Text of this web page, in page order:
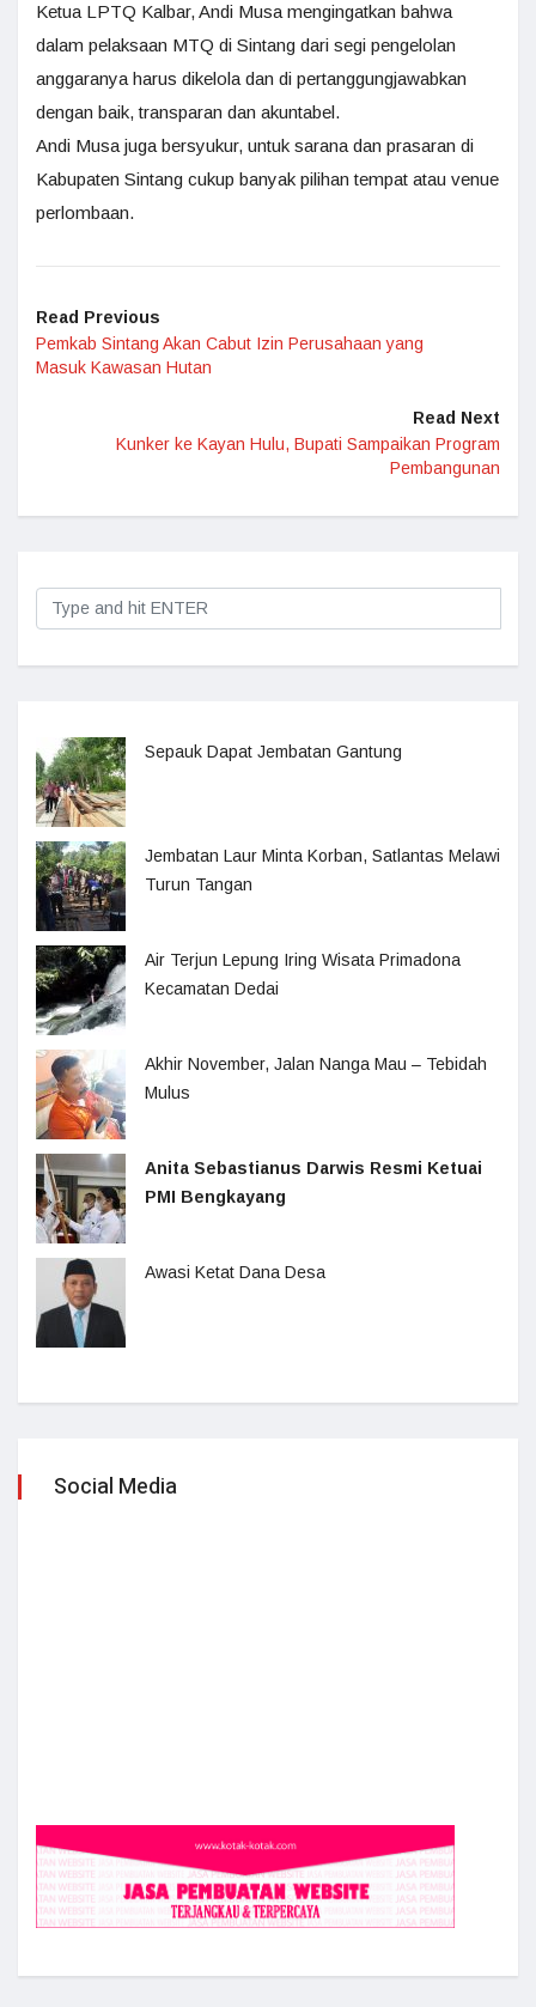
Ketua LPTQ Kalbar, Andi Musa mengingatkan bahwa
dalam pelaksaan MTQ di Sintang dari segi pengelolan
anggaranya harus dikelola dan di pertanggungjawabkan
dengan baik, transparan dan akuntabel.
Andi Musa juga bersyukur, untuk sarana dan prasaran di
Kabupaten Sintang cukup banyak pilihan tempat atau venue
perlombaan.
Read Previous
Pemkab Sintang Akan Cabut Izin Perusahaan yang
Masuk Kawasan Hutan
Read Next
Kunker ke Kayan Hulu, Bupati Sampaikan Program
Pembangunan
Sepauk Dapat Jembatan Gantung
Jembatan Laur Minta Korban, Satlantas Melawi
Turun Tangan
Air Terjun Lepung Iring Wisata Primadona
Kecamatan Dedai
Akhir November, Jalan Nanga Mau – Tebidah
Mulus
Anita Sebastianus Darwis Resmi Ketuai
PMI Bengkayang
Awasi Ketat Dana Desa
Social Media